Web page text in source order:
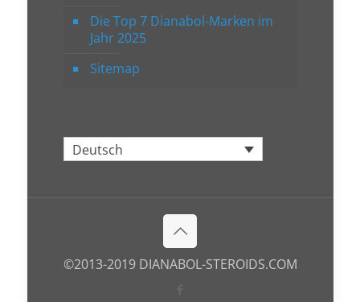
Die Top 7 Dianabol-Marken im
Jahr 2025
Sitemap
Deutsch
©2013-2019 DIANABOL-STEROIDS.COM